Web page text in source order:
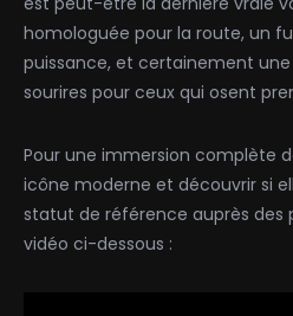
homologuée pour la route, un
puissance, et certainement
sourires pour ceux qui osent
Pour une immersion complète
icône moderne et découvrir si
statut de référence auprès des
vidéo ci-dessous :